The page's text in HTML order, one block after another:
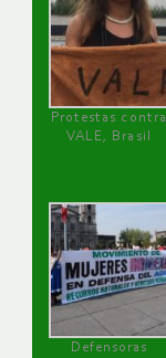
Protestas contra
VALE, Brasil
Defensoras